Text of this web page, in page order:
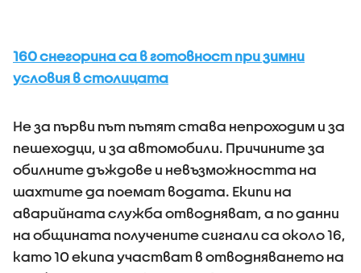
160 снегорина са в готовност при зимни
условия в столицата
Не за първи път пътят става непроходим и за
пешеходци, и за автомобили. Причините за
обилните дъждове и невъзможността на
шахтите да поемат водата. Екипи на
аварийната служба отводняват, а по данни
на общината получените сигнали са около 16,
като 10 екипа участват в отводняването на